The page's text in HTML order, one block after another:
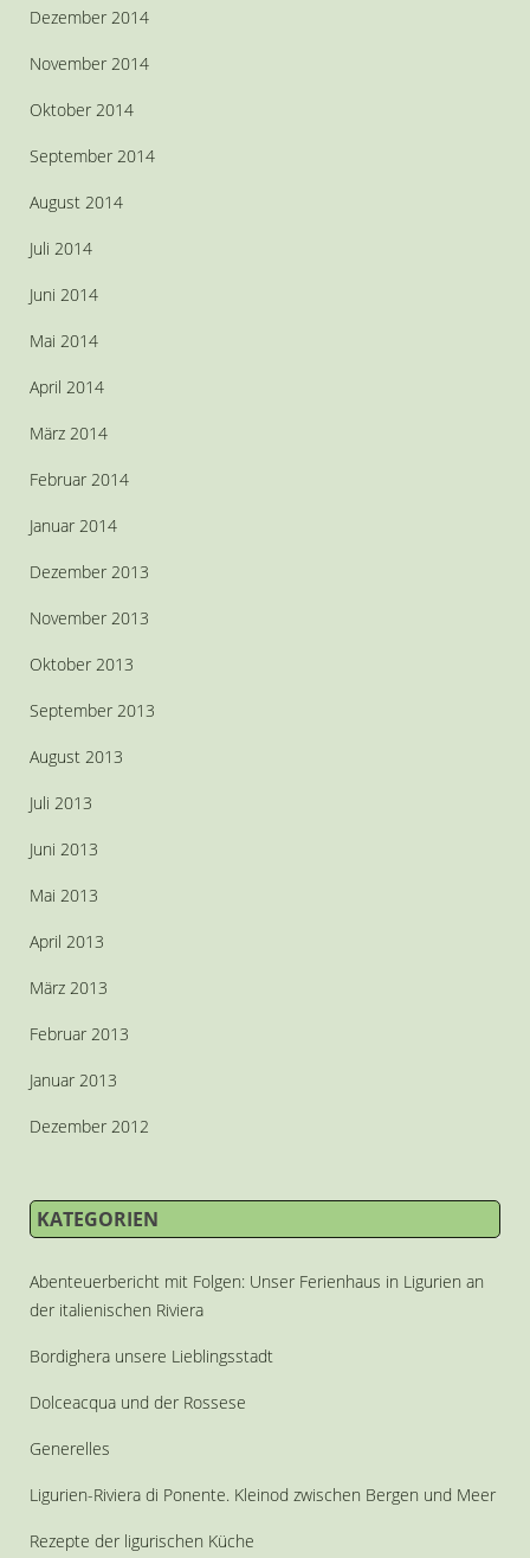
Dezember 2014
November 2014
Oktober 2014
September 2014
August 2014
Juli 2014
Juni 2014
Mai 2014
April 2014
März 2014
Februar 2014
Januar 2014
Dezember 2013
November 2013
Oktober 2013
September 2013
August 2013
Juli 2013
Juni 2013
Mai 2013
April 2013
März 2013
Februar 2013
Januar 2013
Dezember 2012
KATEGORIEN
Abenteuerbericht mit Folgen: Unser Ferienhaus in Ligurien an
der italienischen Riviera
Bordighera unsere Lieblingsstadt
Dolceacqua und der Rossese
Generelles
Ligurien-Riviera di Ponente. Kleinod zwischen Bergen und Meer
Rezepte der ligurischen Küche